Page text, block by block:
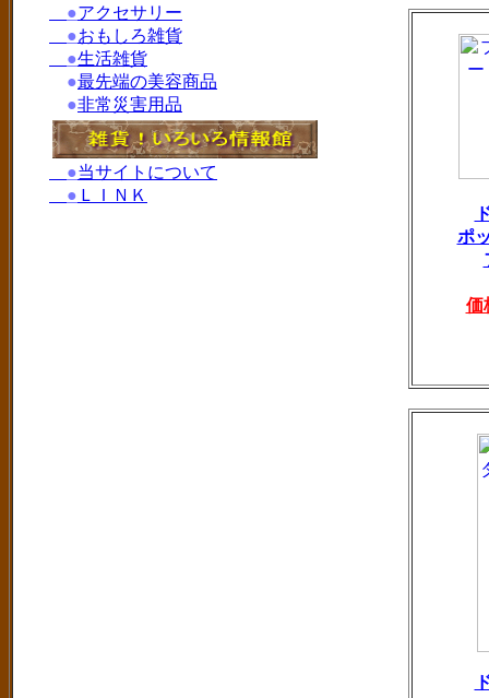
ポ
価
●アクセサリー
●おもしろ雑貨
●生活雑貨
●最先端の美容商品
●非常災害用品
●当サイトについて
● ＬＩＮＫ